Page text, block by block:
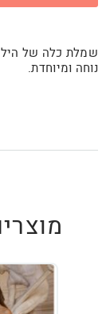
שמלת כלה של
נוחה ומיוחדת.